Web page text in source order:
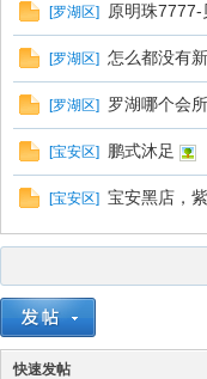
拿
[罗湖区] 原明珠7777-
[罗湖区] 怎么都没有
[罗湖区] 罗湖哪个会
[宝安区] 鹏式沐足
[宝安区] 宝安黑店，
快速发帖